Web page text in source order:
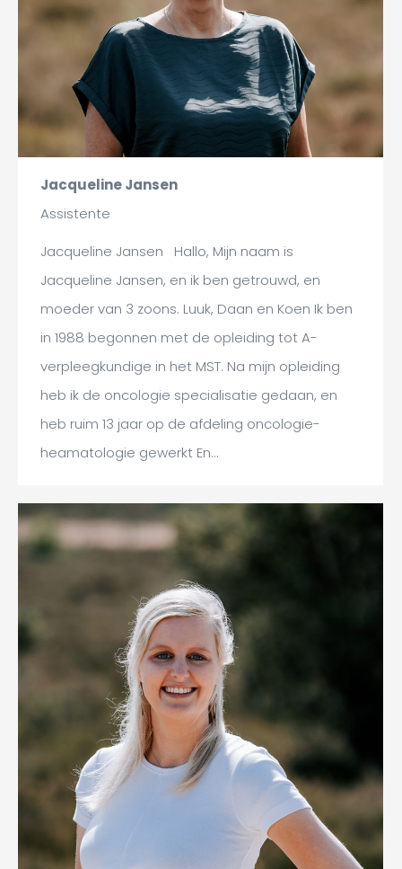
Jacqueline Jansen
Assistente
Jacqueline Jansen Hallo, Mijn naam is
Jacqueline Jansen, en ik ben getrouwd, en
moeder van 3 zoons. Luuk, Daan en Koen Ik ben
in 1988 begonnen met de opleiding tot A-
verpleegkundige in het MST. Na mijn opleiding
heb ik de oncologie specialisatie gedaan, en
heb ruim 13 jaar op de afdeling oncologie-
heamatologie gewerkt En…